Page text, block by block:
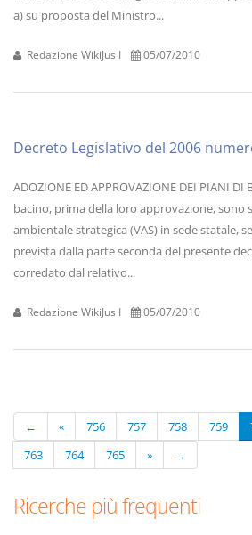
a) su proposta del Ministro...
Redazione WikiJus I 05/07/2010
Decreto Legislativo del 2006
ADOZIONE ED APPROVAZIONE DEI PIANI DI
bacino, prima della loro approvazione,
ambientale strategica (VAS) in sede statale,
prevista dalla parte seconda del presente
corredato dal relativo...
Redazione WikiJus I 05/07/2010
← « 756 757 758 759
763
764 765 » →
Ricerche più frequenti